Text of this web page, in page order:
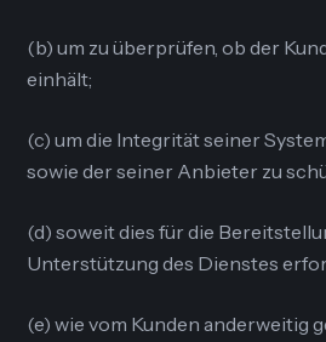
(b) um zu überprüfen, ob der
einhält;
(c) um die Integrität seiner
sowie der seiner Anbieter zu
(d) soweit dies für die
Unterstützung des Dienstes
(e) wie vom Kunden anderweitig